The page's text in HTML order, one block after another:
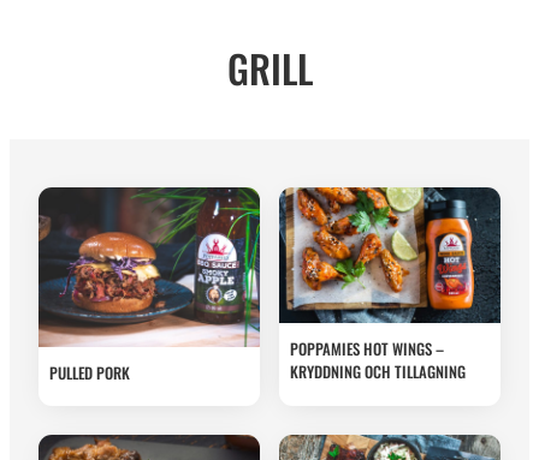
GRILL
PULLED PORK
POPPAMIES HOT WINGS –
KRYDDNING OCH TILLAGNING